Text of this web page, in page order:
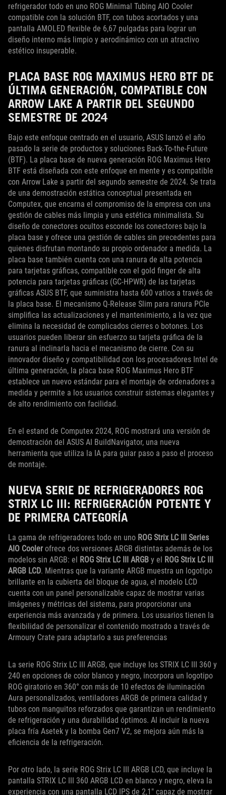
refrigerador todo en uno ROG Minimal Tubing AIO Cooler
compatible con la solución BTF, con tubos acortados y una
pantalla AMOLED flexible de 6,67 pulgadas para lograr un
diseño interno más limpio y aerodinámico con un atractivo
estético insuperable.
PLACA BASE ROG MAXIMUS HERO BTF DE
ÚLTIMA GENERACIÓN, COMPATIBLE CON
ARROW LAKE A PARTIR DEL SEGUNDO
SEMESTRE DE 2024
Bajo este enfoque centrado en el usuario, ASUS lanzó el año
pasado la serie de productos y soluciones Back-To-the-Future
(BTF). La placa base de nueva generación ROG Maximus Hero
BTF está diseñada con este enfoque en mente y es compatible
con Arrow Lake a partir del segundo semestre de 2024. Se trata
de una demostración estática conceptual presentada en
Computex, que encarna el compromiso de la empresa con una
gestión de cables más limpia y una estética minimalista. Su
diseño de conectores ocultos esconde los conectores bajo la
placa base y ofrece una gestión de cables sin precedentes para
quienes disfrutan montando su propio ordenador a medida. La
placa base también cuenta con una ranura de alta potencia
para tarjetas gráficas, compatible con el gold finger de alta
potencia para tarjetas gráficas (GC-HPWR) de las tarjetas
gráficas ASUS BTF, que suministra hasta 600 vatios a través de
la placa base. El mecanismo Q-Release Slim para ranura PCIe
simplifica las actualizaciones y el mantenimiento, a la vez que
elimina la necesidad de complicados cierres o botones. Los
usuarios pueden liberar sin esfuerzo su tarjeta gráfica de la
ranura al inclinarla hacia el mecanismo de cierre. Con su
innovador diseño y compatibilidad con los procesadores Intel de
última generación, la placa base ROG Maximus Hero BTF
establece un nuevo estándar para el montaje de ordenadores a
medida y permite a los usuarios construir sistemas elegantes y
de alto rendimiento con facilidad.
En el estand de Computex 2024, ROG mostrará una versión de
demostración del ASUS AI BuildNavigator, una nueva
herramienta que utiliza la IA para guiar paso a paso el proceso
de montaje.
NUEVA SERIE DE REFRIGERADORES ROG
STRIX LC III: REFRIGERACIÓN POTENTE Y
DE PRIMERA CATEGORÍA
La gama de refrigeradores todo en uno ROG Strix LC III Series
AIO Coolerofrece dos versiones ARGB distintas además de los
modelos sin ARGB: el ROG Strix LC III ARGB y el ROG Strix LC III
ARGB LCD. Mientras que la variante ARGB muestra un logotipo
brillante en la cubierta del bloque de agua, el modelo LCD
cuenta con un panel personalizable capaz de mostrar varias
imágenes y métricas del sistema, para proporcionar una
experiencia más avanzada y de primera. Los usuarios tienen la
flexibilidad de personalizar el contenido mostrado a través de
Armoury Crate para adaptarlo a sus preferencias
La serie ROG Strix LC III ARGB, que incluye los STRIX LC III 360 y
240 en opciones de color blanco y negro, incorpora un logotipo
ROG giratorio en 360° con más de 10 efectos de iluminación
Aura personalizados, ventiladores ARGB de primera calidad y
tubos con manguitos reforzados que garantizan un rendimiento
de refrigeración y una durabilidad óptimos. Al incluir la nueva
placa fría Asetek y la bomba Gen7 V2, se mejora aún más la
eficiencia de la refrigeración.
Por otro lado, la serie ROG Strix LC III ARGB LCD, que incluye la
pantalla STRIX LC III 360 ARGB LCD en blanco y negro, eleva la
experiencia con una pantalla LCD IPS de 2,1" capaz de mostrar